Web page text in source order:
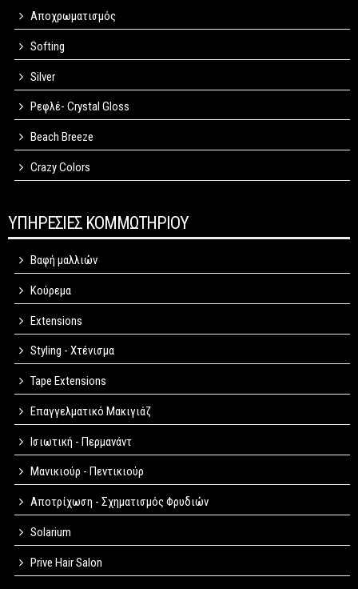
Αποχρωματισμός
Softing
Silver
Ρεφλέ- Crystal Gloss
Beach Breeze
Crazy Colors
ΥΠΗΡΕΣΙΕΣ ΚΟΜΜΩΤΗΡΙΟΥ
Βαφή μαλλιών
Κούρεμα
Extensions
Styling - Χτένισμα
Tape Extensions
Επαγγελματικό Μακιγιάζ
Ισιωτική - Περμανάντ
Μανικιούρ - Πεντικιούρ
Αποτρίχωση - Σχηματισμός Φρυδιών
Solarium
Prive Hair Salon